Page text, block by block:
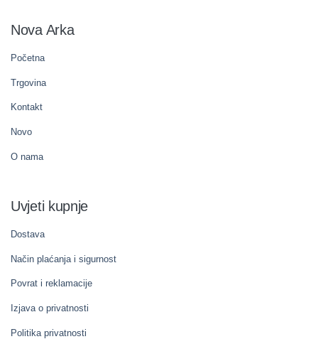
Nova Arka
Početna
Trgovina
Kontakt
Novo
O nama
Uvjeti kupnje
Dostava
Način plaćanja i sigurnost
Povrat i reklamacije
Izjava o privatnosti
Politika privatnosti